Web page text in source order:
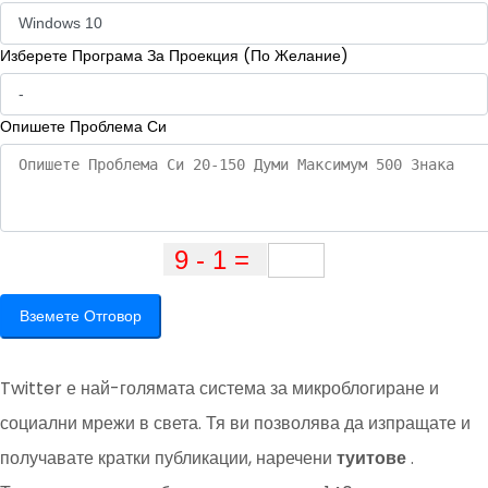
Изберете Програма За Проекция (По Желание)
Опишете Проблема Си
Вземете Отговор
Twitter е най-голямата система за микроблогиране и
социални мрежи в света. Тя ви позволява да изпращате и
получавате кратки публикации, наречени туитове.